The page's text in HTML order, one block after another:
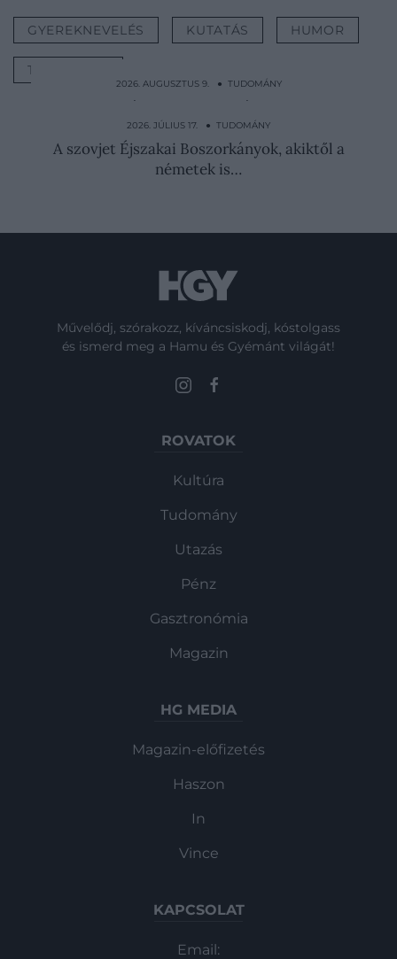
GYEREKNEVELÉS KUTATÁS HUMOR
TUDOMÁNY
2026. AUGUSZTUS 9. ● TUDOMÁNY
Ennek az ártalmatlan csigának a mérge
akár 700 emberrel is…
2026. JÚLIUS 17. ● TUDOMÁNY
A szovjet Éjszakai Boszorkányok, akiktől a
németek is…
Művelődj, szórakozz, kíváncsiskodj, kóstolgass
és ismerd meg a Hamu és Gyémánt világát!
ROVATOK
Kultúra
Tudomány
Utazás
Pénz
Gasztronómia
Magazin
HG MEDIA
Magazin-előfizetés
Haszon
In
Vince
KAPCSOLAT
Email: